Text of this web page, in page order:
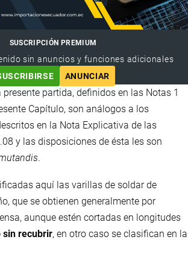
SUSCRIPCIÓN PREMIUM
sin anuncios y funciones adicionales
ANUNCIAR
partida, definidos en las Notas 1
Capítulo, son análogos a los
en la Nota Explicativa de las
y las disposiciones de ésta les son
.
aquí las varillas de soldar de
que se obtienen generalmente por
aunque estén cortadas en longitudes
sin recubrir, en otro caso se clasifican en la